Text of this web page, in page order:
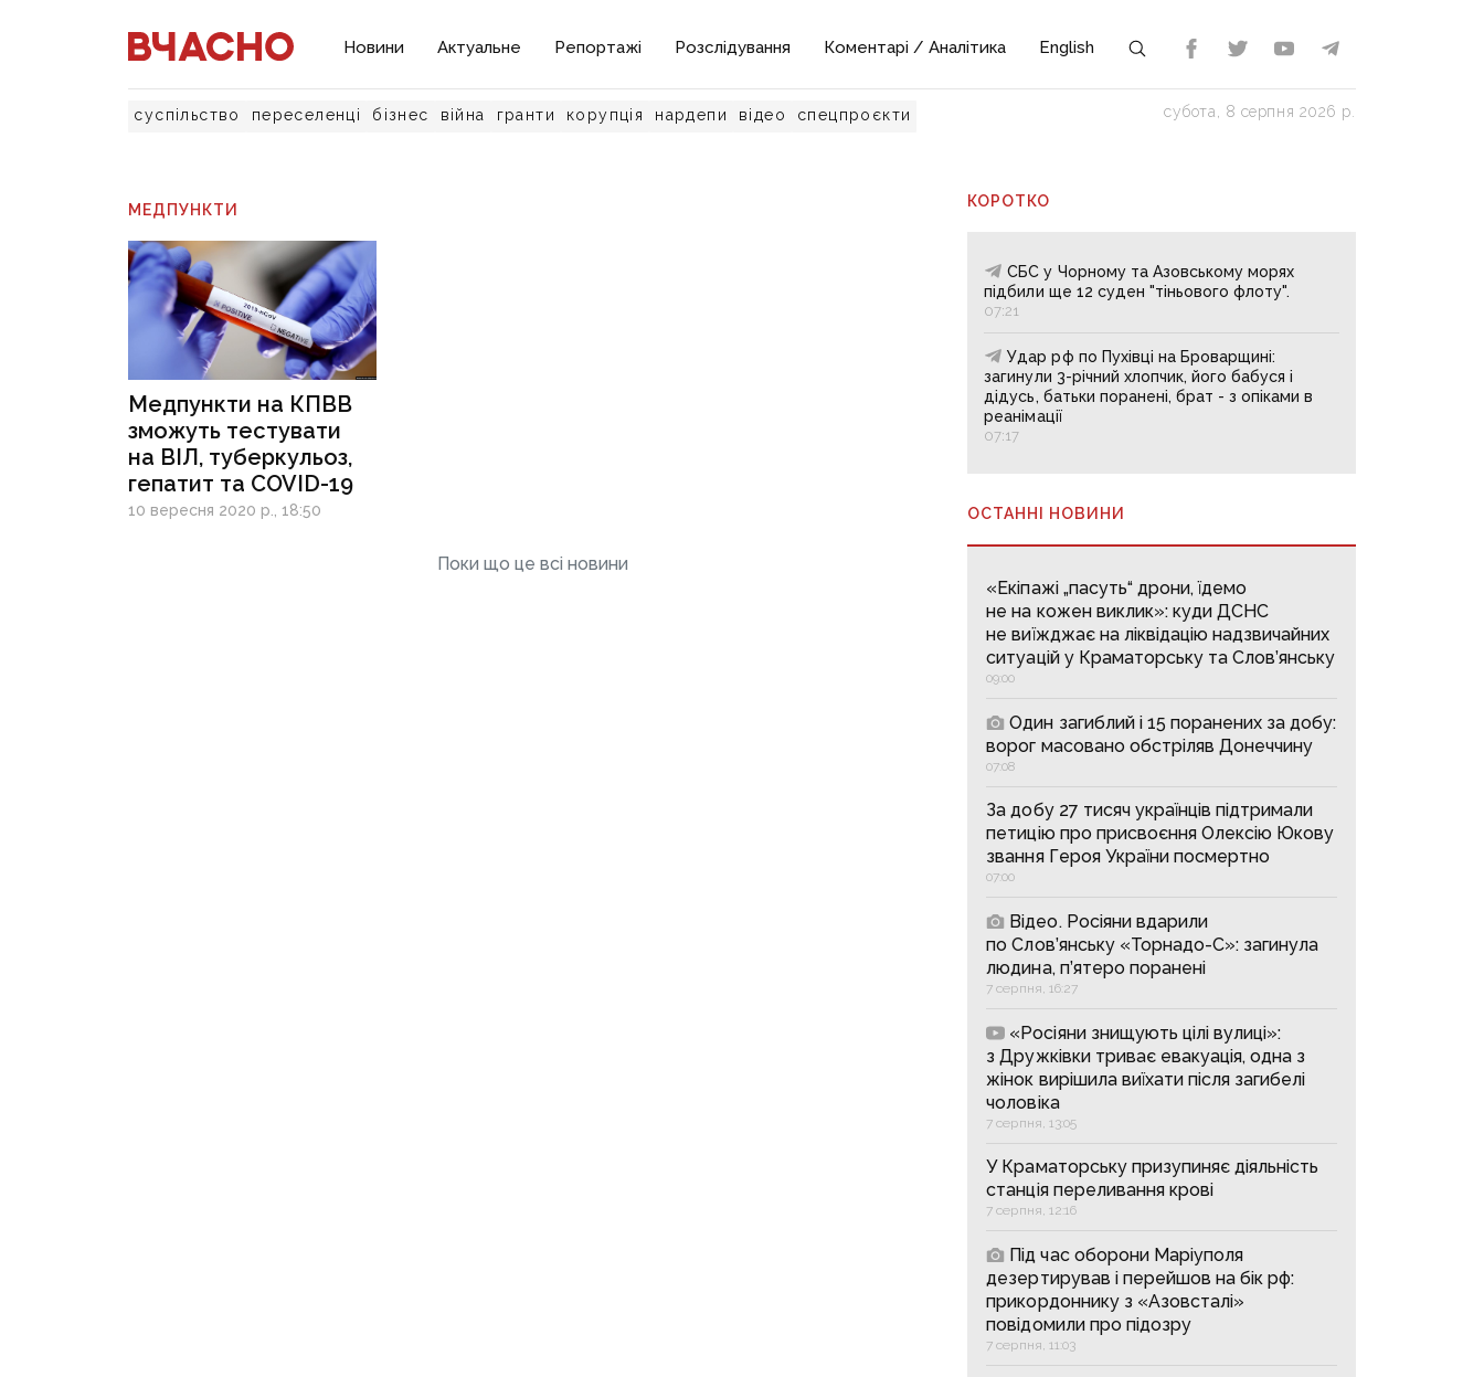
Новини Актуальне Репортажі Розслідування Коментарі / Аналітика English
суспільство переселенці бізнес війна гранти корупція нардепи відео спецпроєкти субота, 8 серпня 2026 р.
МЕДПУНКТИ
Медпункти на КПВВ
зможуть тестувати
на ВІЛ, туберкульоз,
гепатит та COVID-19
10 вересня 2020 р., 18:50
Поки що це всі новини
КОРОТКО
СБС у Чорному та Азовському морях
підбили ще 12 суден "тіньового флоту".
07:21
Удар рф по Пухівці на Броварщині:
загинули 3-річний хлопчик, його бабуся і
дідусь, батьки поранені, брат - з опіками в
реанімації
07:17
ОСТАННІ НОВИНИ
«Екіпажі „пасуть“ дрони, їдемо
не на кожен виклик»: куди ДСНС
не виїжджає на ліквідацію надзвичайних
ситуацій у Краматорську та Слов’янську
09:00
Один загиблий і 15 поранених за добу:
ворог масовано обстріляв Донеччину
07:08
За добу 27 тисяч українців підтримали
петицію про присвоєння Олексію Юкову
звання Героя України посмертно
07:00
Відео. Росіяни вдарили
по Слов’янську «Торнадо-С»: загинула
людина, п’ятеро поранені
7 серпня, 16:27
«Росіяни знищують цілі вулиці»:
з Дружківки триває евакуація, одна з
жінок вирішила виїхати після загибелі
чоловіка
7 серпня, 13:05
У Краматорську призупиняє діяльність
станція переливання крові
7 серпня, 12:16
Під час оборони Маріуполя
дезертирував і перейшов на бік рф:
прикордоннику з «Азовсталі»
повідомили про підозру
7 серпня, 11:03